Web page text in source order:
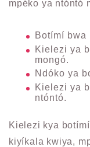
mpéko ya ntóntó
Botímí bwa
Kielezi ya
mongó.
Ndóko ya
Kielezi ya
ntóntó.
Kielezi kya
kiyíkala kwiya,